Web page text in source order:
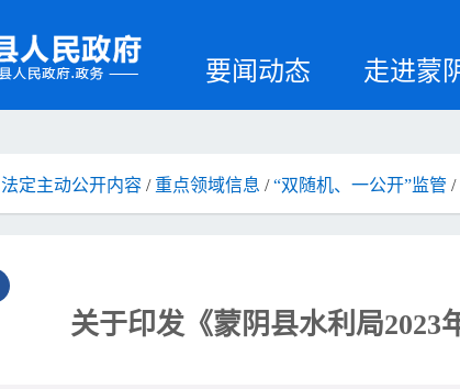
要闻动态 走进蒙
法定主动公开内容 / 重点领域信息 /“双随机、一公开”监管 /
关于印发《蒙阴县水利局2023